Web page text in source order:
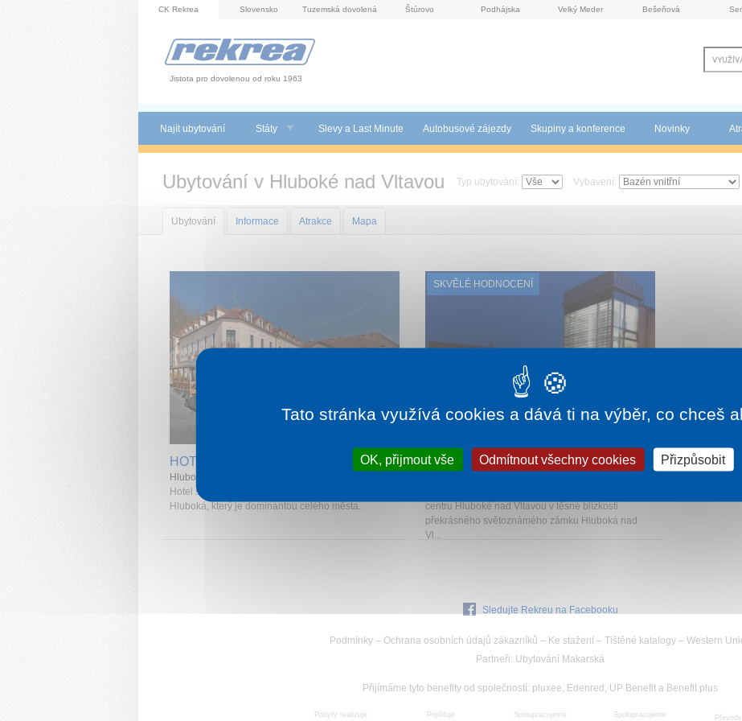
CK Rekrea Slovensko Tuzemská dovolená Štúrovo Podhájska Velký Meder Bešeňová
Jistota pro dovolenou od roku 1963
Najít ubytování Státy Slevy a Last Minute Autobusové zájezdy Skupiny a konference Novinky
Ubytování v Hluboké nad Vltavou Typ ubytování: Vybavení:
Ubytování Informace Atrakce Mapa
HOTEL PODHRAD
Hluboká nad Vltavou
Hotel se nachází pár minut chůze od zámku
Hluboká, který je dominantou celého města.
SKVĚLÉ HODNOCENÍ
WELLNESS HOTEL DIAMANT
centru Hluboké nad Vltavou v těsné blízkosti
překrásného světoznámého zámku Hluboká nad
Vl...
Sledujte Rekreu na Facebooku
Podmínky– Ochrana osobních údajů zákazníků – Ke stažení – Tištěné katalogy– Western
Partneři: Ubytování Makarská
Přijímáme tyto benefity od společností: pluxee, Edenred, UP Benefit a Benefit plus
Pobyty realizuje Pojišťuje Spolupracujeme Spolupracujeme
Tato stránka využívá cookies a dává ti na výběr, co chceš
OK, přijmout vše Odmítnout všechny cookies Přizpůsobit